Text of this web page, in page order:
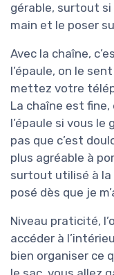
gérable, surtout
main et le poser
Avec la chaîne,
l’épaule, on le
mettez votre
La chaîne est
l’épaule si vous
pas que c’est
plus agréable à
surtout utilisé à la
posé dès que je
Niveau praticité,
accéder à
bien organiser ce